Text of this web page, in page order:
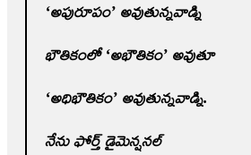
‘అపురూపం’ అవుతున్నవాడ్ని
భౌతికంలో ‘అభౌతికం’ అవుతూ
‘అధిభౌతికం’ అవుతున్నవాడ్ని.
నేను ఫోర్త్‌ డైమెన్షనల్‌